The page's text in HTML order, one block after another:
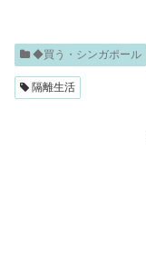
◆買う・シンガポール
隔離生活